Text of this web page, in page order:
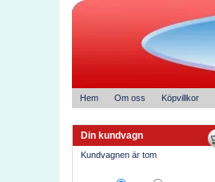
Hem Om oss Köpvillkor
Din kundvagn
Kundvagnen är tom